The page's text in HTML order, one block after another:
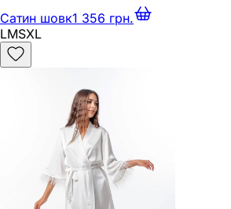
Сатин шовк1 356 грн.
LMSXL